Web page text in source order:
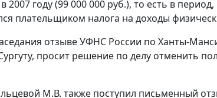
году (99 000 000 руб.), то есть в
плательщиком налога на доходы
отзыве УФНС России по Ханты-
просит решение по делу отменить
М.В. также поступил письменный